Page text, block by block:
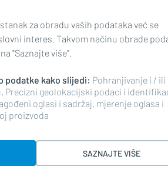
raspravu.
za obradu vaših podataka već se
interes. Takvom načinu obrade
"Saznajte više".
podatke kako slijedi: Pohranjivanje i / ili
Precizni geolokacijski podaci i
oglasi i sadržaj, mjerenje oglasa i
proizvoda
SAZNAJTE VIŠE